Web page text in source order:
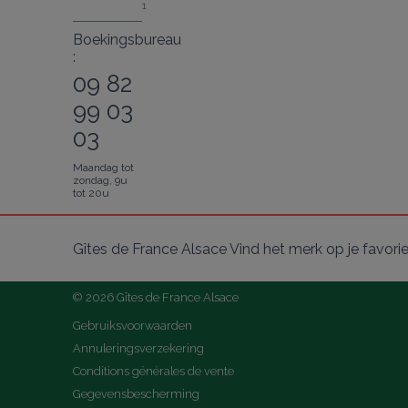
1
Boekingsbureau
:
09 82
99 03
03
Maandag tot
zondag, 9u
tot 20u
Gîtes de France Alsace Vind het merk op je
© 2026 Gîtes de France Alsace
Gebruiksvoorwaarden
Annuleringsverzekering
Conditions générales de vente
Gegevensbescherming